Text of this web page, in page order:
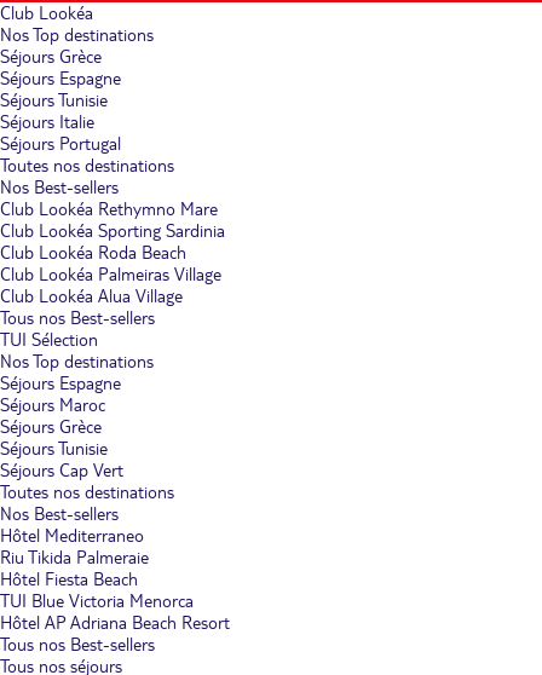
Club Lookéa
Nos Top destinations
Séjours Grèce
Séjours Espagne
Séjours Tunisie
Séjours Italie
Séjours Portugal
Toutes nos destinations
Nos Best-sellers
Club Lookéa Rethymno Mare
Club Lookéa Sporting Sardinia
Club Lookéa Roda Beach
Club Lookéa Palmeiras Village
Club Lookéa Alua Village
Tous nos Best-sellers
TUI Sélection
Nos Top destinations
Séjours Espagne
Séjours Maroc
Séjours Grèce
Séjours Tunisie
Séjours Cap Vert
Toutes nos destinations
Nos Best-sellers
Hôtel Mediterraneo
Riu Tikida Palmeraie
Hôtel Fiesta Beach
TUI Blue Victoria Menorca
Hôtel AP Adriana Beach Resort
Tous nos Best-sellers
Tous nos séjours